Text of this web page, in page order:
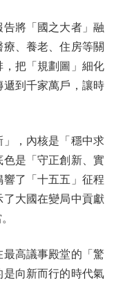
將「國之大者」融
、養老、住房等關
把「規劃圖」細化
到千家萬戶，讓時
，內核是「穩中求
是「守正創新、實
了「十五五」征程
大國在變局中貢獻
高議事殿堂的「驚
向新而行的時代氣